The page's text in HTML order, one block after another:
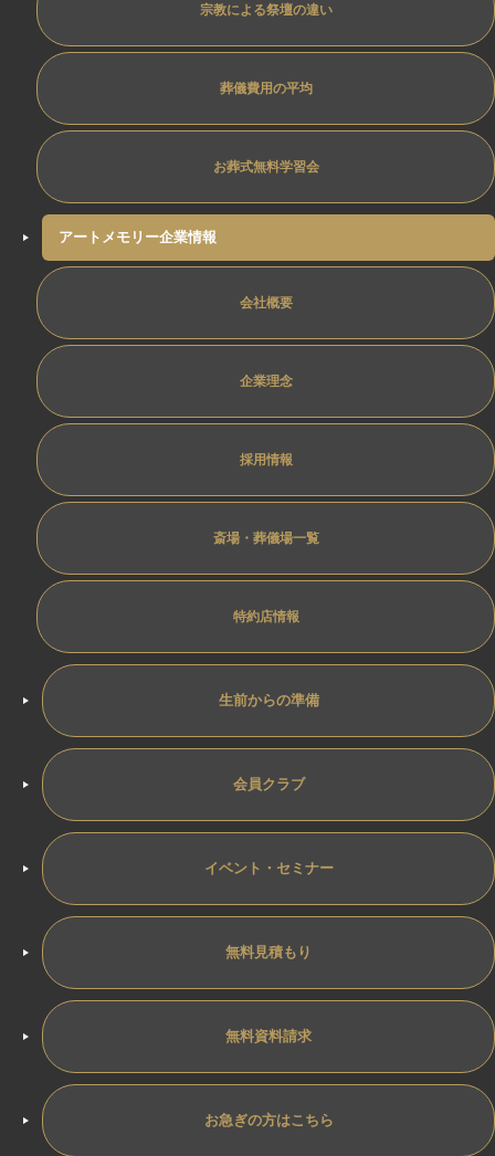
宗教による祭壇の違い
葬儀費用の平均
お葬式無料学習会
アートメモリー企業情報
会社概要
企業理念
採用情報
斎場・葬儀場一覧
特約店情報
生前からの準備
会員クラブ
イベント・セミナー
無料見積もり
無料資料請求
お急ぎの方はこちら